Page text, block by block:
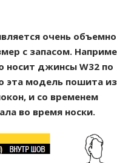
очень
с запасом.
носит джинсы W32 по
эта модель пошита из
и со временем
во время носки.